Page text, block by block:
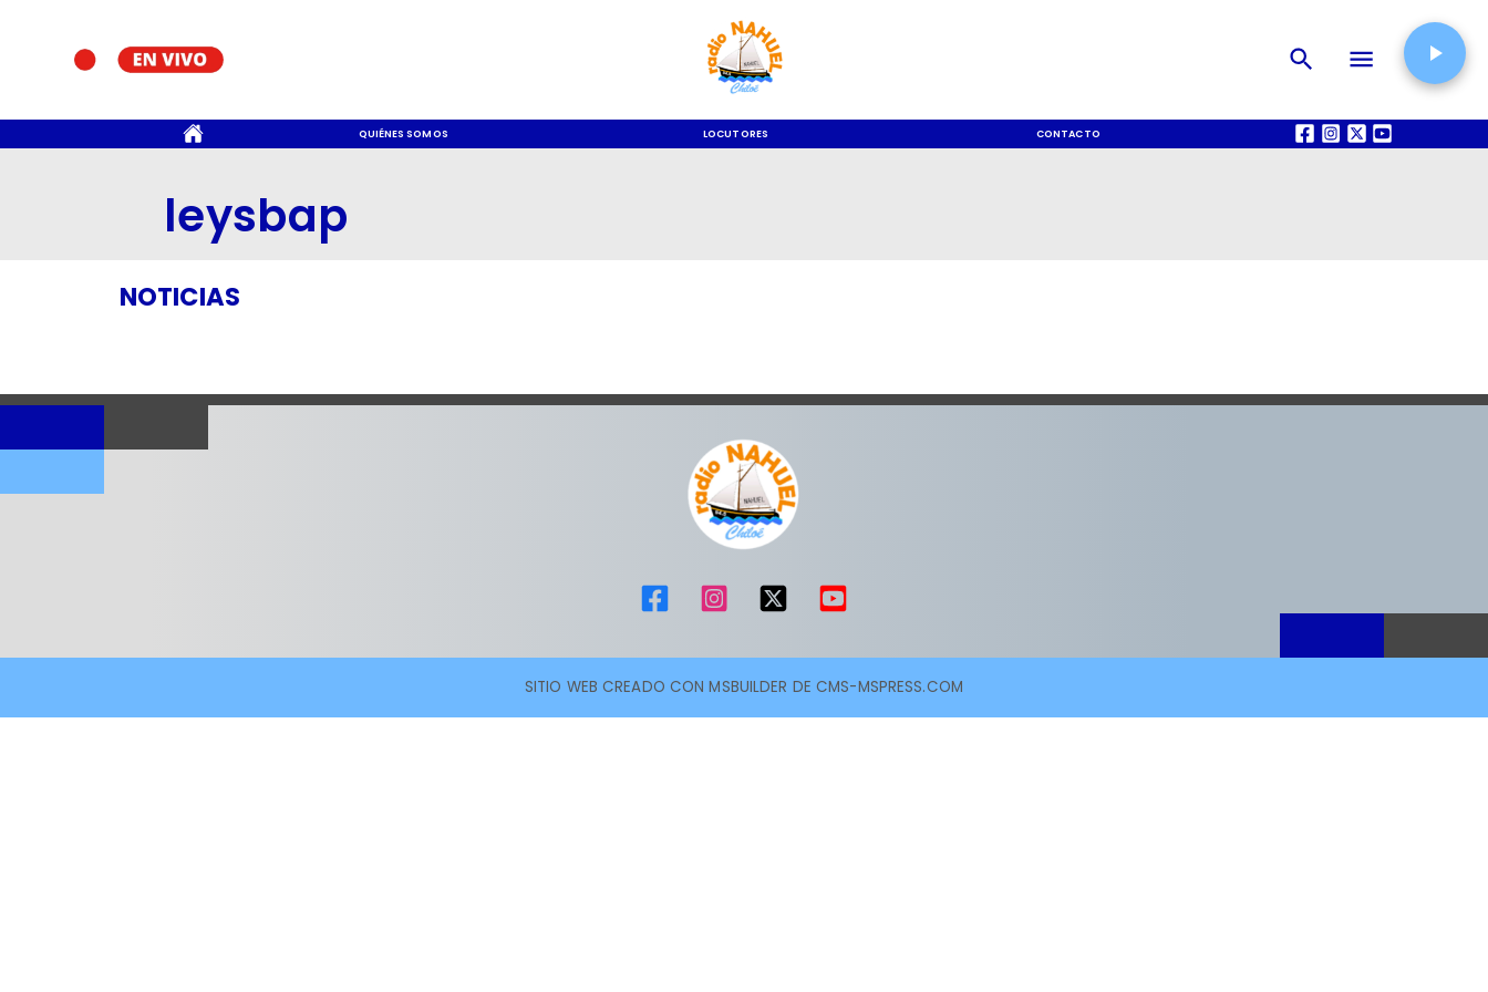
QUIÉNES SOMOS LOCUTORES CONTACTO QUIÉNES SOMOS
leysbap
NOTICIAS
SITIO WEB CREADO CON MSBUILDER DE CMS-MSPRESS.COM